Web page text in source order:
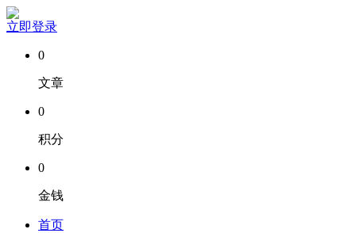
立即登录
0
文章
0
积分
0
金钱
首页